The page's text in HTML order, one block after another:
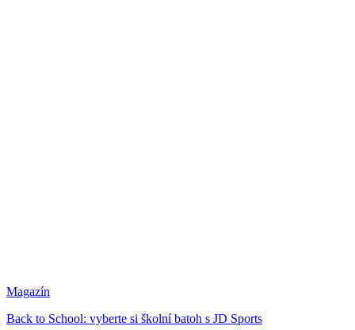
Magazín
Back to School: vyberte si školní batoh s JD Sports